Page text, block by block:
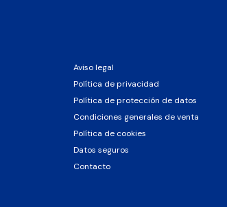
Aviso legal
Política de privacidad
Política de protección de datos
Condiciones generales de venta
Política de cookies
Datos seguros
Contacto